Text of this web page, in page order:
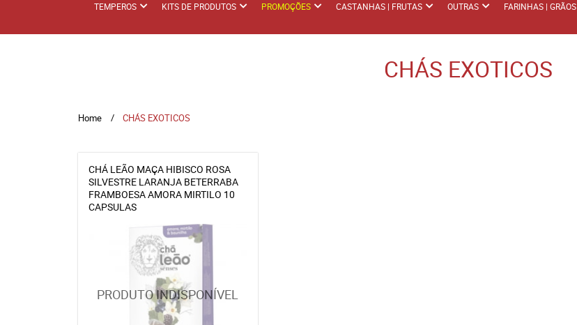
TEMPEROS KITS DE PRODUTOS PROMOÇÕES CASTANHAS | FRUTAS OUTRAS FARINHAS | GRÃOS
CHÁS EXOTICOS
Home CHÁS EXOTICOS
CHÁ LEÃO MAÇA HIBISCO ROSA
SILVESTRE LARANJA BETERRABA
FRAMBOESA AMORA MIRTILO 10
CAPSULAS